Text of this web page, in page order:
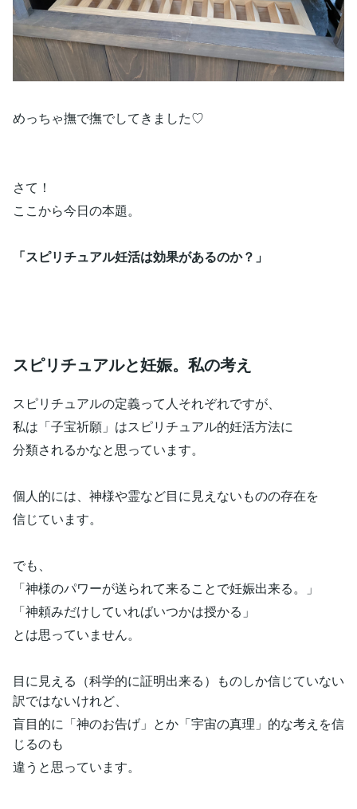
めっちゃ撫で撫でしてきました♡
さて！
ここから今日の本題。
「スピリチュアル妊活は効果があるのか？」
​スピリチュアルと妊娠。私の考え
スピリチュアルの定義って人それぞれですが、
私は「子宝祈願」はスピリチュアル的妊活方法に
分類されるかなと思っています。
個人的には、神様や霊など目に見えないものの存在を
信じています。
でも、
「神様のパワーが送られて来ることで妊娠出来る。」
「神頼みだけしていればいつかは授かる」
とは思っていません。
目に見える（科学的に証明出来る）ものしか信じていない
訳ではないけれど、
盲目的に「神のお告げ」とか「宇宙の真理」的な考えを信
じるのも
違うと思っています。